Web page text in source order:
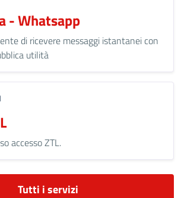
- Whatsapp
di ricevere messaggi istantanei con
utilità
accesso ZTL.
Tutti i servizi